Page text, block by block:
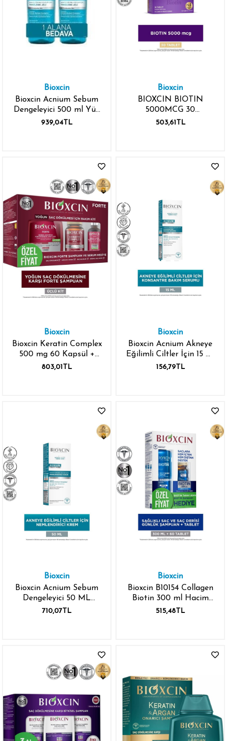
Bioxcin
Bioxcin Acnium Sebum
Dengeleyici 500 ml Yüz
Yıkama Jeli
939,04TL
Bioxcin
BIOXCIN BIOTIN
5000MCG 30
TABLET+30 TABLET
503,61TL
Bioxcin
Bioxcin Keratin Complex
500 mg 60 Kapsül +
Bioxcin Forte 300 ml
803,01TL
Bioxcin
Bioxcin Acnium Akneye
Eğilimli Ciltler İçin 15 ml
Bakım Serumu
156,79TL
Bioxcin
Bioxcin Acnium Sebum
Dengeleyici 50 ML
Nemlendirici Krem
710,07TL
Bioxcin
Bioxcin B10154 Collagen
Biotin 300 ml Hacim
Şampuanı - Biotin 5000
515,48TL